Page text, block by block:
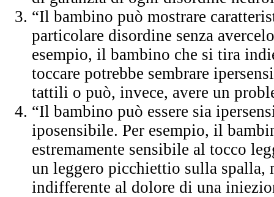
“Il bambino può mostrare
particolare disordine senza
esempio, il bambino che si tira
toccare potrebbe sembrare
tattili o può, invece, avere un
“Il bambino può essere sia
iposensibile. Per esempio, il
estremamente sensibile al tocco
un leggero picchiettio sulla spalla,
indifferente al dolore di una